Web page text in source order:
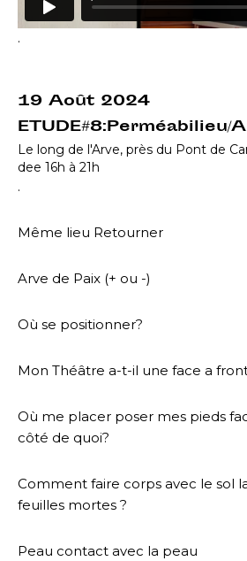
.
19 Août 2024
ETUDE#8:Perméabilieu/
Le long de l'Arve, près du Pont de
dee 16h à 21h
.
Même lieu Retourner
Arve de Paix (+ ou -)
Où se positionner?
Mon Théâtre a-t-il une face a
Où me placer poser mes pieds
côté de quoi?
Comment faire corps avec le sol
feuilles mortes ?
Peau contact avec la peau